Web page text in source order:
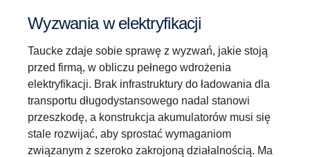
Wyzwania w elektryfikacji
Taucke zdaje sobie sprawę z wyzwań, jakie stoją
przed firmą, w obliczu pełnego wdrożenia
elektryfikacji. Brak infrastruktury do ładowania dla
transportu długodystansowego nadal stanowi
przeszkodę, a konstrukcja akumulatorów musi się
stale rozwijać, aby sprostać wymaganiom
związanym z szeroko zakrojoną działalnością. Ma